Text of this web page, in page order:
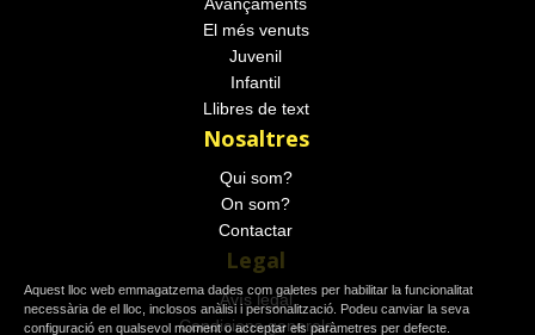
Avançaments
El més venuts
Juvenil
Infantil
Llibres de text
Nosaltres
Qui som?
On som?
Contactar
Legal
Avís legal
Condicions generals
Aquest lloc web emmagatzema dades com galetes per habilitar la funcionalitat
necessària de el lloc, inclosos anàlisi i personalització. Podeu canviar la seva
configuració en qualsevol moment o acceptar els paràmetres per defecte.